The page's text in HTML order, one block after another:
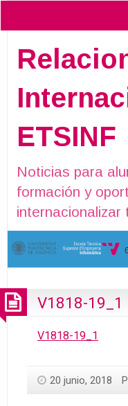
ETSINF
Noticias para
formación y
internacionalizar
V1818-19_1
V1818-19_1
20 junio, 2018